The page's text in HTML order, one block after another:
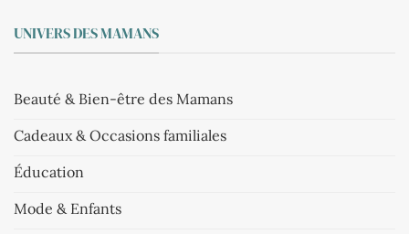
UNIVERS DES MAMANS
Beauté & Bien-être des Mamans
Cadeaux & Occasions familiales
Éducation
Mode & Enfants